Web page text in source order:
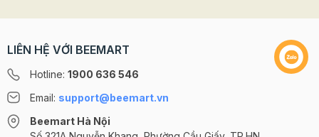
LIÊN HỆ VỚI BEEMART
Hotline: 1900 636 546
Email: support@beemart.vn
Beemart Hà Nội